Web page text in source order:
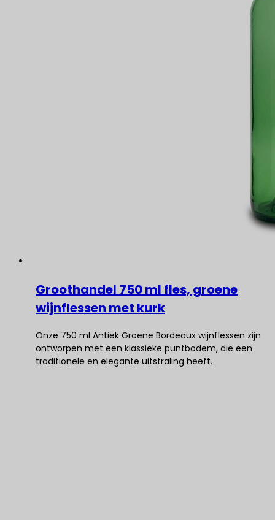
Groothandel 750 ml fles, groene
wijnflessen met kurk
Onze 750 ml Antiek Groene Bordeaux wijnflessen zijn
ontworpen met een klassieke puntbodem, die een
traditionele en elegante uitstraling heeft.